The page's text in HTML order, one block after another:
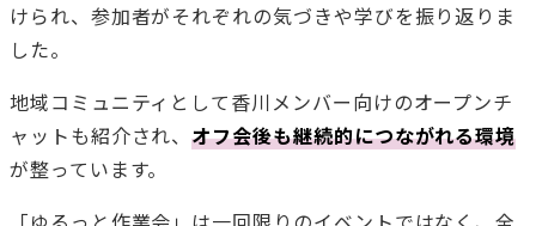
けられ、参加者がそれぞれの気づきや学びを振り返りま
した。
地域コミュニティとして香川メンバー向けのオープンチ
ャットも紹介され、オフ会後も継続的につながれる環境
が整っています。